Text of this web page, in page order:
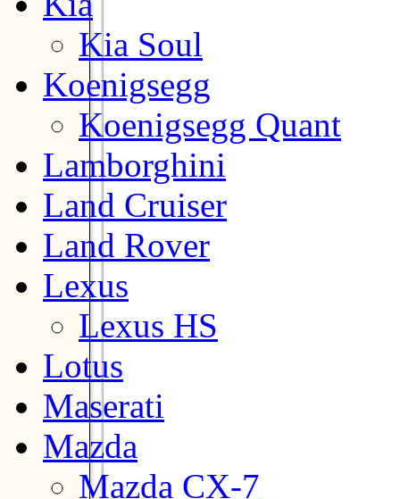
Kia Soul
Koenigsegg
Koenigsegg Quant
Lamborghini
Land Cruiser
Land Rover
Lexus
Lexus HS
Lotus
Maserati
Mazda
Mazda CX-7